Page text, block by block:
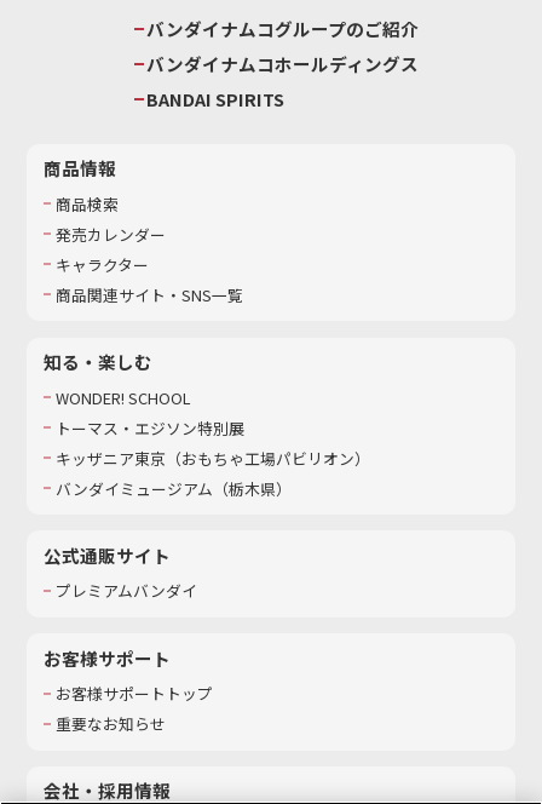
バンダイナムコグループのご紹介
バンダイナムコホールディングス
BANDAI SPIRITS
商品情報
商品検索
発売カレンダー
キャラクター
商品関連サイト・SNS一覧
知る・楽しむ
WONDER! SCHOOL
トーマス・エジソン特別展
キッザニア東京（おもちゃ工場パビリオン）​
バンダイミュージアム（栃木県）
公式通販サイト
プレミアムバンダイ
お客様サポート
お客様サポートトップ
重要なお知らせ
会社・採用情報